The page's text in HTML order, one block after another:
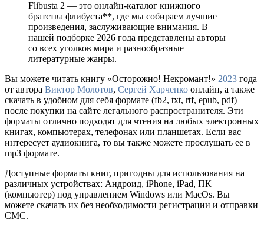
Flibusta 2 — это онлайн-каталог книжного
братства флибуста**, где мы собираем лучшие
произведения, заслуживающие внимания. В
нашей подборке 2026 года представлены авторы
со всех уголков мира и разнообразные
литературные жанры.
Вы можете читать книгу «Осторожно! Некромант!» 2023 года
от автора Виктор Молотов, Сергей Харченко онлайн, а также
скачать в удобном для себя формате (fb2, txt, rtf, epub, pdf)
после покупки на сайте легального распространителя. Эти
форматы отлично подходят для чтения на любых электронных
книгах, компьютерах, телефонах или планшетах. Если вас
интересует аудиокнига, то вы также можете прослушать ее в
mp3 формате.
Доступные форматы книг, пригодны для использования на
различных устройствах: Андроид, iPhone, iPad, ПК
(компьютер) под управлением Windows или MacOs. Вы
можете скачать их без необходимости регистрации и отправки
СМС.